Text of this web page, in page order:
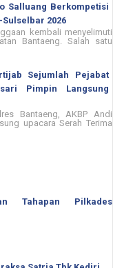
Salluang Berkompetisi
2026
kembali menyelimuti
Bantaeng. Salah satu
Sejumlah Pejabat
Pimpin Langsung
Bantaeng, AKBP Andi
upacara Serah Terima
Tahapan Pilkades